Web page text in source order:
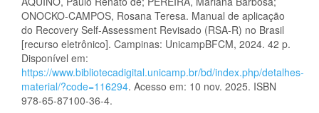
ONOCKO-CAMPOS, Rosana Teresa. Manual de aplicação
do Recovery Self-Assessment Revisado (RSA-R) no Brasil
[recurso eletrônico]. Campinas: UnicampBFCM, 2024. 42 p.
Disponível em:
https://www.bibliotecadigital.unicamp.br/bd/index.php/detalhes-
material/?code=116294. Acesso em: 10 nov. 2025. ISBN
978-65-87100-36-4.